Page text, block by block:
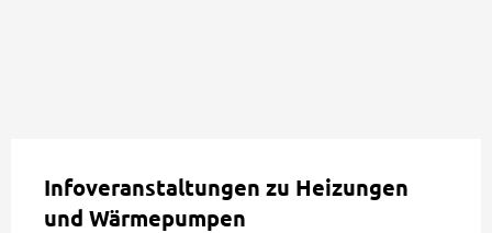
Infoveranstaltungen zu Heizungen
und Wärmepumpen